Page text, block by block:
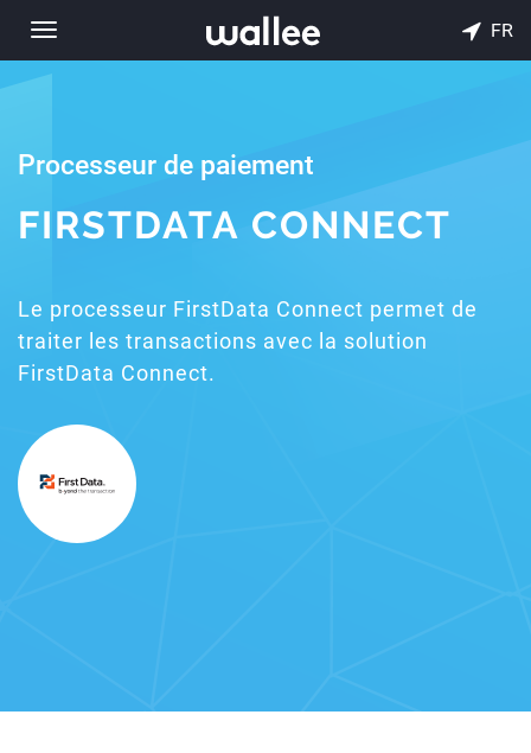
Toggle
navigation
FR
Processeur de paiement
FIRSTDATA CONNECT
Le processeur FirstData Connect permet de
traiter les transactions avec la solution
FirstData Connect.